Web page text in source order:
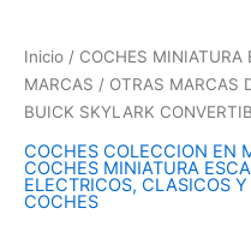
Inicio / COCHES MINIATURA
MARCAS / OTRAS MARCAS
BUICK SKYLARK
COCHES COLECCION EN
COCHES MINIATURA
ELECTRICOS, CLASICOS Y
COCHES